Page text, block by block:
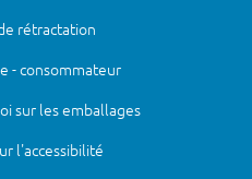
rétractation
- consommateur
sur les emballages
l'accessibilité